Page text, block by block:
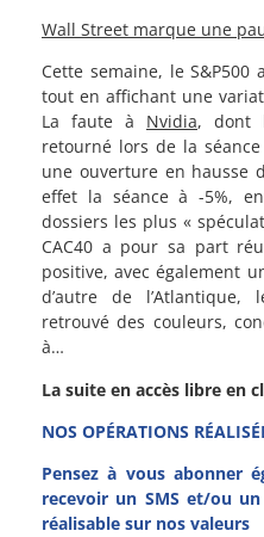
Wall Street marque une
Cette semaine, le
tout en affichant une
La faute à Nvidia, dont
retourné lors de la
une ouverture en hausse
effet la séance à -5%,
dossiers les plus «
CAC40 a pour sa part
positive, avec également
d’autre de l’Atlantique,
retrouvé des couleurs,
à…
La suite en accès libre en
NOS OPÉRATIONS
Pensez à vous abonner
recevoir un SMS et/ou
réalisable sur nos valeurs